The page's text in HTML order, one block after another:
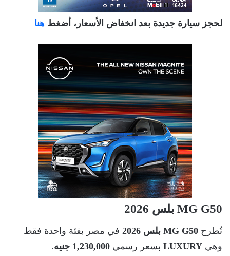
لحجز سيارة جديدة بعد انخفاض الأسعار، أضغط هنا
MG G50 بلس 2026
تُطرح MG G50 بلس 2026
في مصر بفئة واحدة فقط
وهي LUXURY بسعر رسمي 1,230,000 جنيه
.